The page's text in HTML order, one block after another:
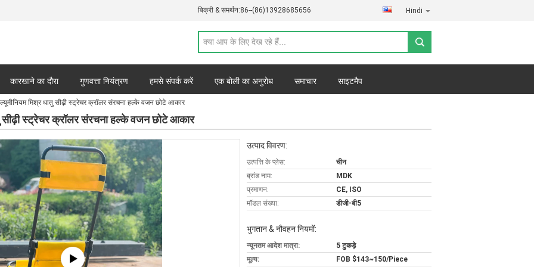
बिक्री & समर्थन:86--(86)13928685656 Hindi
कारखाने का दौरा गुणवत्ता नियंत्रण हमसे संपर्क करें एक बोली का अनुरोध समाचार साइटमैप
मिश्र धातु सीढ़ी स्ट्रेचर क्रॉलर संरचना हल्के वजन छोटे आकार
सीढ़ी स्ट्रेचर क्रॉलर संरचना हल्के वजन छोटे आकार
उत्पाद विवरण:
उत्पत्ति के प्लेस:
चीन
ब्रांड नाम:
MDK
प्रमाणन:
CE, ISO
मॉडल संख्या:
डीजी-बी5
भुगतान & नौवहन नियमों:
न्यूनतम आदेश मात्रा:
5 टुकड़े
मूल्य:
FOB $143~150/Piece